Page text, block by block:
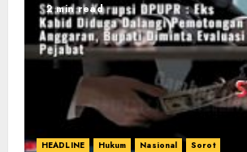
2 min read
HEADLINE Hukum Nasional Sorot